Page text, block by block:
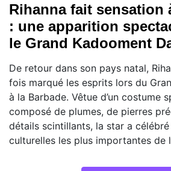
Rihanna fait sensation
: une apparition
le Grand Kadooment
De retour dans son pays natal,
fois marqué les esprits lors du
à la Barbade. Vêtue d’un costume
composé de plumes, de pierres
détails scintillants, la star a célébré
culturelles les plus importantes de